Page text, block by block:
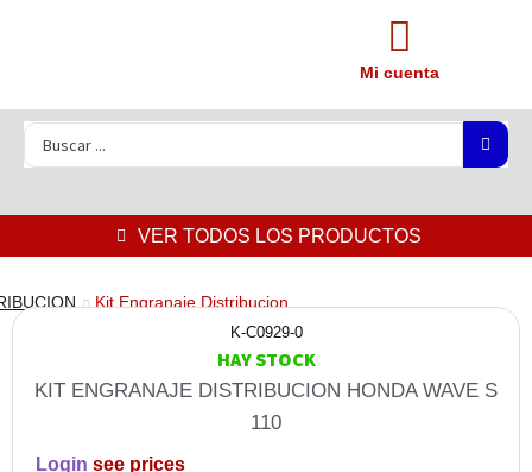
Mi cuenta
VER TODOS LOS PRODUCTOS
Kit Engranaje Distribucion
K-C0929-0
HAY STOCK
KIT ENGRANAJE DISTRIBUCION HONDA WAVE S
110
Login see prices